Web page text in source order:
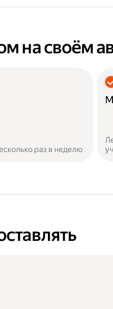
на своём
раз в неделю